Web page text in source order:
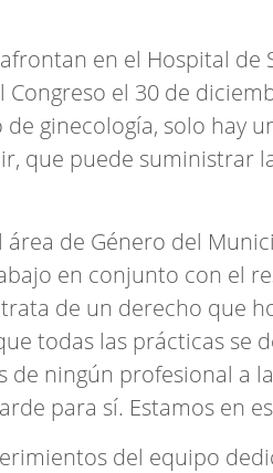
en el Hospital de
el 30 de
ginecología, solo hay
que puede suministrar
de Género del
en conjunto con el
de un derecho que
todas las prácticas se
ningún profesional a
para sí. Estamos en
del equipo